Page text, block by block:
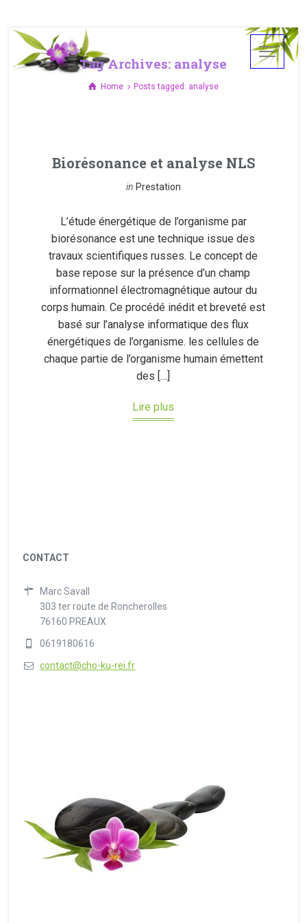
Tag Archives: analyse
Home Posts tagged: analyse
Biorésonance et analyse NLS
in Prestation
L’étude énergétique de l’organisme par
biorésonance est une technique issue des
travaux scientifiques russes. Le concept de
base repose sur la présence d’un champ
informationnel électromagnétique autour du
corps humain. Ce procédé inédit et breveté est
basé sur l’analyse informatique des flux
énergétiques de l’organisme. les cellules de
chaque partie de l’organisme humain émettent
des […]
Lire plus
CONTACT
Marc Savall
303 ter route de Roncherolles
76160 PREAUX
0619180616
contact@cho-ku-rei.fr